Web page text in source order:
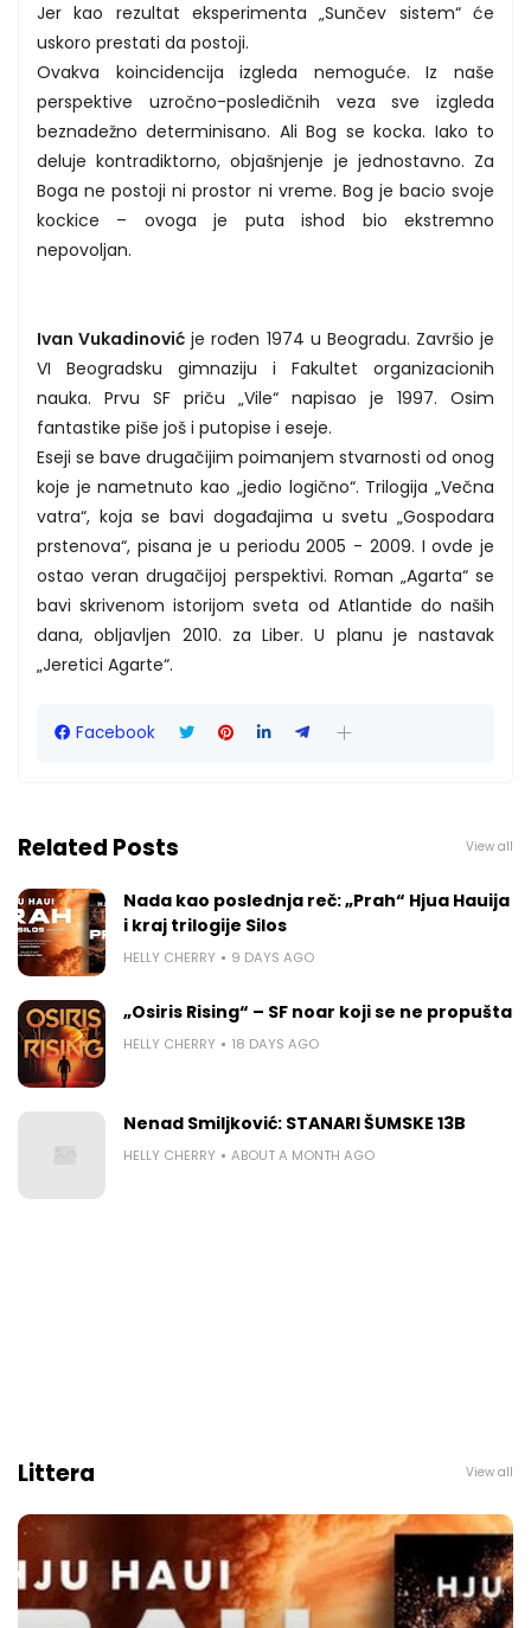
Jer kao rezultat eksperimenta „Sunčev sistem“ će
uskoro prestati da postoji.
Ovakva koincidencija izgleda nemoguće. Iz naše
perspektive uzročno-posledičnih veza sve izgleda
beznadežno determinisano. Ali Bog se kocka. Iako to
deluje kontradiktorno, objašnjenje je jednostavno. Za
Boga ne postoji ni prostor ni vreme. Bog je bacio svoje
kockice – ovoga je puta ishod bio ekstremno
nepovoljan.
Ivan Vukadinović je rođen 1974 u Beogradu. Završio je
VI Beogradsku gimnaziju i Fakultet organizacionih
nauka. Prvu SF priču „Vile“ napisao je 1997. Osim
fantastike piše još i putopise i eseje.
Eseji se bave drugačijim poimanjem stvarnosti od onog
koje je nametnuto kao „jedio logično“. Trilogija „Večna
vatra“, koja se bavi događajima u svetu „Gospodara
prstenova“, pisana je u periodu 2005 - 2009. I ovde je
ostao veran drugačijoj perspektivi. Roman „Agarta“ se
bavi skrivenom istorijom sveta od Atlantide do naših
dana, obljavljen 2010. za Liber. U planu je nastavak
„Jeretici Agarte“.
Facebook
Related Posts View all
Nada kao poslednja reč: „Prah“ Hjua Hauija
i kraj trilogije Silos
HELLY CHERRY 9 DAYS AGO
„Osiris Rising“ – SF noar koji se ne propušta
HELLY CHERRY 18 DAYS AGO
Nenad Smiljković: STANARI ŠUMSKE 13B
HELLY CHERRY ABOUT A MONTH AGO
Littera View all